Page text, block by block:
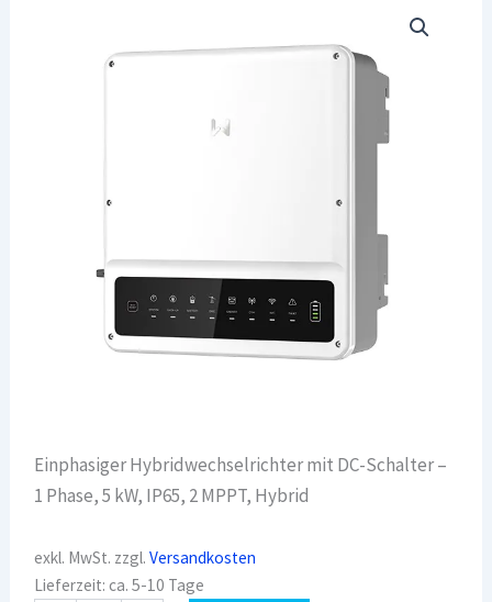
Einphasiger Hybridwechselrichter mit DC-Schalter –
1 Phase, 5 kW, IP65, 2 MPPT, Hybrid
exkl. MwSt. zzgl.Versandkosten
Lieferzeit:ca. 5-10 Tage